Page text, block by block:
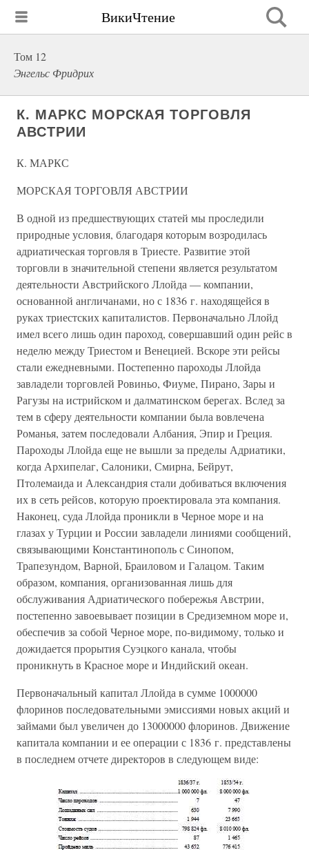
ВикиЧтение
Том 12
Энгельс Фридрих
К. МАРКС МОРСКАЯ ТОРГОВЛЯ
АВСТРИИ
К. МАРКС
МОРСКАЯ ТОРГОВЛЯ АВСТРИИ
В одной из предшествующих статей мы проследили
природные условия, благодаря которым возродилась
адриатическая торговля в Триесте. Развитие этой
торговли в значительной степени является результатом
деятельности Австрийского Ллойда — компании,
основанной англичанами, но с 1836 г. находящейся в
руках триестских капиталистов. Первоначально Ллойд
имел всего лишь один пароход, совершавший один рейс в
неделю между Триестом и Венецией. Вскоре эти рейсы
стали ежедневными. Постепенно пароходы Ллойда
завладели торговлей Ровиньо, Фиуме, Пирано, Зары и
Рагузы на истрийском и далматинском берегах. Вслед за
тем в сферу деятельности компании была вовлечена
Романья, затем последовали Албания, Эпир и Греция.
Пароходы Ллойда еще не вышли за пределы Адриатики,
когда Архипелаг, Салоники, Смирна, Бейрут,
Птолемаида и Александрия стали добиваться включения
их в сеть рейсов, которую проектировала эта компания.
Наконец, суда Ллойда проникли в Черное море и на
глазах у Турции и России завладели линиями сообщений,
связывающими Константинополь с Синопом,
Трапезундом, Варной, Браиловом и Галацом. Таким
образом, компания, организованная лишь для
обслуживания Адриатического побережья Австрии,
постепенно завоевывает позиции в Средиземном море и,
обеспечив за собой Черное море, по-видимому, только и
дожидается прорытия Суэцкого канала, чтобы
проникнуть в Красное море и Индийский океан.
Первоначальный капитал Ллойда в сумме 1000000
флоринов последовательными эмиссиями новых акций и
займами был увеличен до 13000000 флоринов. Движение
капитала компании и ее операции с 1836 г. представлены
в последнем отчете директоров в следующем виде: